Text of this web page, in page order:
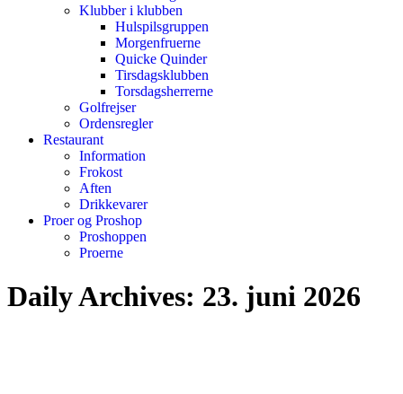
Klubber i klubben
Hulspilsgruppen
Morgenfruerne
Quicke Quinder
Tirsdagsklubben
Torsdagsherrerne
Golfrejser
Ordensregler
Restaurant
Information
Frokost
Aften
Drikkevarer
Proer og Proshop
Proshoppen
Proerne
Daily Archives: 23. juni 2026